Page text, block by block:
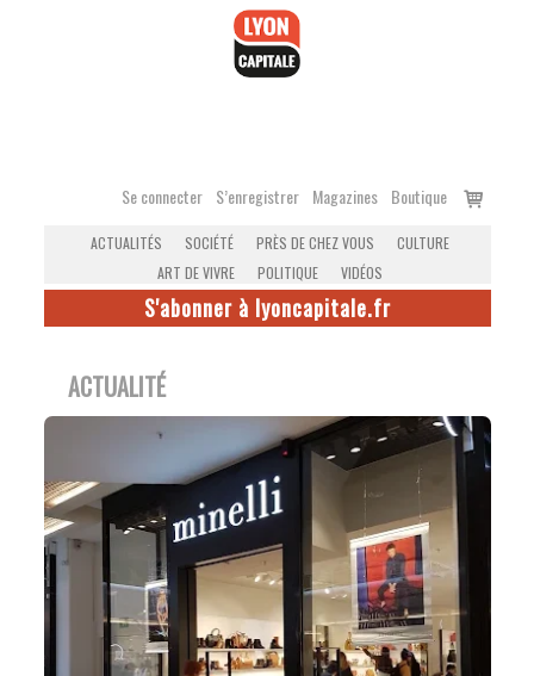
Se connecter S’enregistrer Magazines Boutique
Voir
ACTUALITÉS SOCIÉTÉ PRÈS DE CHEZ VOUS
CULTURE
ART DE VIVRE
POLITIQUE VIDÉOS
S'abonner à lyoncapitale.fr
ACTUALITÉ